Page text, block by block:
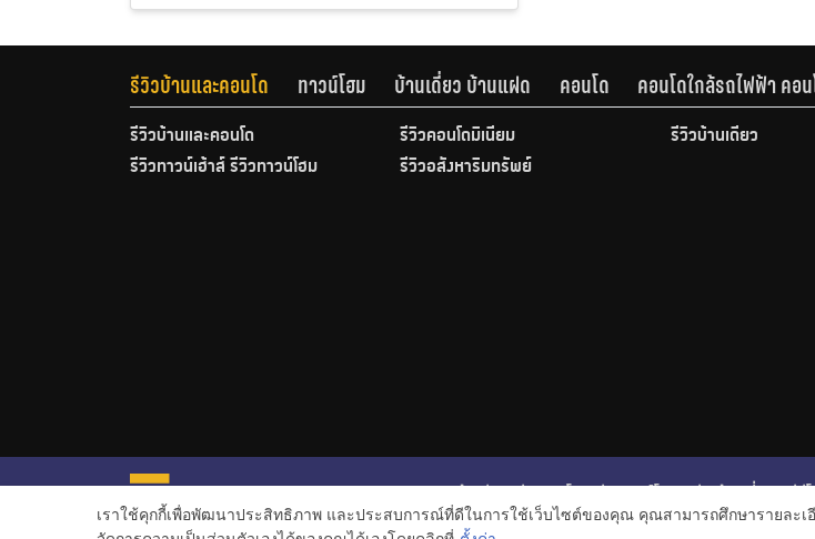
รีวิวบ้านและคอนโด ทาวน์โฮม บ้านเดี่ยว บ้านแฝด คอนโด คอนโดใกล้รถไฟฟ้า คอ
รีวิวบ้านและคอนโด รีวิวคอนโดมิเนียม
รีวิวบ้านเดี่ยว
รีวิวทาวน์เฮ้าส์ รีวิวทาวน์โฮม
รีวิวอสังหาริมทรัพย์
หน้าหลัก รีวิวคอนโด รีวิวทาวน์โฮม รีวิวบ้านเดี่ยว วีดี
ข่าวอสังหาริมทรัพย์
โปรโมชั่นบ้านและคอนโด
เราใช้คุกกี้เพื่อพัฒนาประสิทธิภาพ และประสบการณ์ที่ดีในการใช้เว็บไซต์ของคุณ คุณสามารถศึกษารายละเ